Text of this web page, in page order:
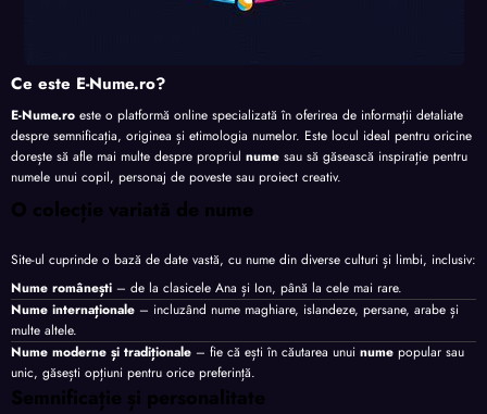
Ce este E-Nume.ro?
E-Nume.ro este o platformă online specializată în oferirea de informații detaliate
despre semnificația, originea și etimologia numelor. Este locul ideal pentru oricine
dorește să afle mai multe despre propriul nume sau să găsească inspirație pentru
numele unui copil, personaj de poveste sau proiect creativ.
O colecție variată de nume
Site-ul cuprinde o bază de date vastă, cu nume din diverse culturi și limbi, inclusiv:
Nume românești – de la clasicele Ana și Ion, până la cele mai rare.
Nume internaționale – incluzând nume maghiare, islandeze, persane, arabe și
multe altele.
Nume moderne și tradiționale – fie că ești în căutarea unui nume popular sau
unic, găsești opțiuni pentru orice preferință.
Semnificație și personalitate